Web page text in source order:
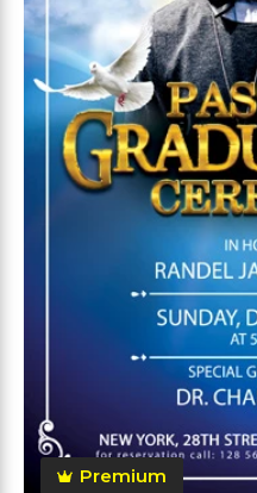
Premium